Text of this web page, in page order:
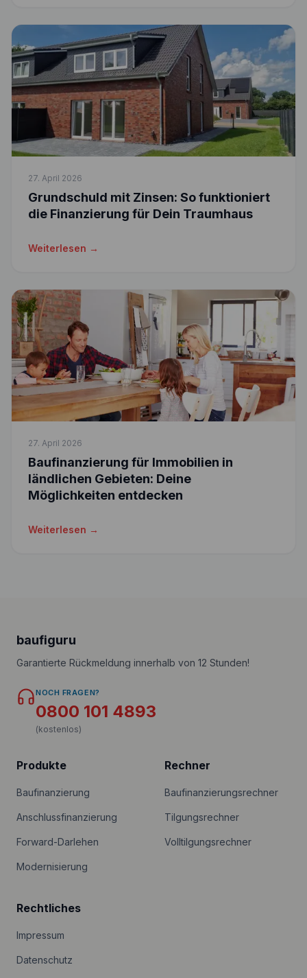
27. April 2026
Grundschuld mit Zinsen: So funktioniert
die Finanzierung für Dein Traumhaus
Weiterlesen →
27. April 2026
Baufinanzierung für Immobilien in
ländlichen Gebieten: Deine
Möglichkeiten entdecken
Weiterlesen →
baufiguru
Garantierte Rückmeldung innerhalb von 12 Stunden!
NOCH FRAGEN?
0800 101 4893
(kostenlos)
Produkte
Baufinanzierung
Anschlussfinanzierung
Forward-Darlehen
Modernisierung
Rechner
Baufinanzierungsrechner
Tilgungsrechner
Volltilgungsrechner
Rechtliches
Impressum
Datenschutz